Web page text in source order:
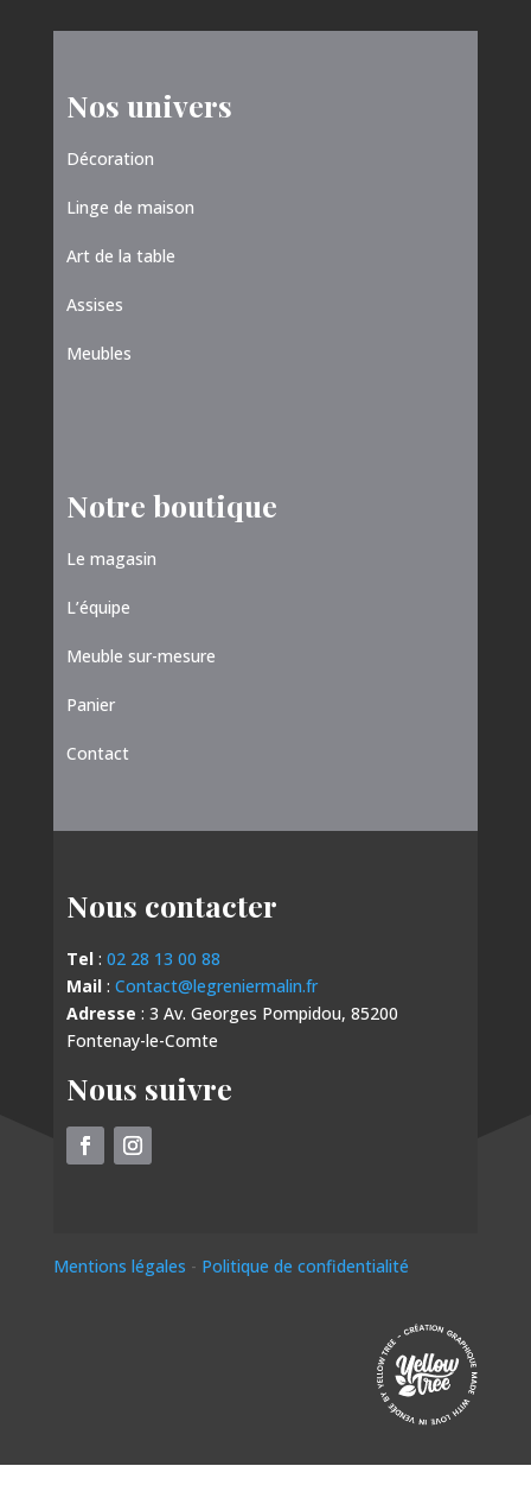
Nos univers
Décoration
Linge de maison
Art de la table
Assises
Meubles
Notre boutique
Le magasin
L’équipe
Meuble sur-mesure
Panier
Contact
Nous contacter
Tel: 02 28 13 00 88
Mail: Contact@legreniermalin.fr
Adresse : 3 Av. Georges Pompidou, 85200
Fontenay-le-Comte
Nous suivre
Mentions légales - Politique de confidentialité